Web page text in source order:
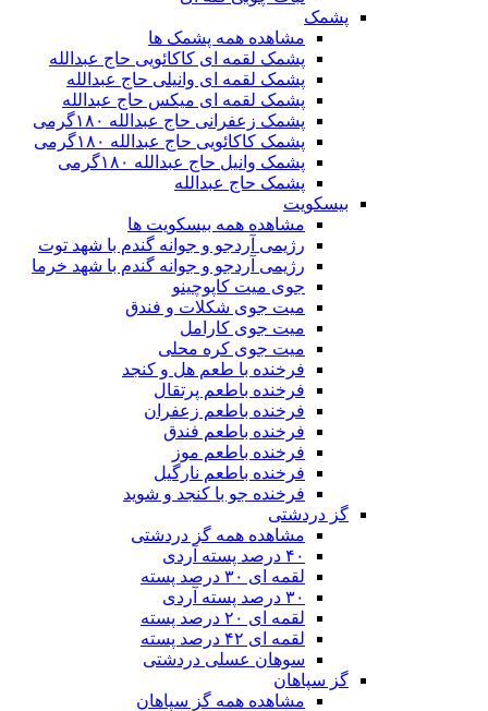
پشمک
مشاهده همه پشمک ها
پشمک لقمه ای کاکائویی حاج عبدالله
پشمک لقمه ای وانیلی حاج عبدالله
پشمک لقمه ای میکس حاج عبدالله
پشمک زعفرانی حاج عبدالله ۱۸۰گرمی
پشمک کاکائویی حاج عبدالله ۱۸۰گرمی
پشمک وانیل حاج عبدالله ۱۸۰گرمی
پشمک حاج عبدالله
بیسکویت
مشاهده همه بیسکویت ها
رژیمی آردجو و جوانه گندم با شهد توت
رژیمی آردجو و جوانه گندم با شهد خرما
جوی میت کاپوچینو
میت جوی شکلات و فندق
میت جوی کارامل
میت جوی کره محلی
فرخنده با طعم هل و کنجد
فرخنده باطعم پرتقال
فرخنده باطعم زعفران
فرخنده باطعم فندق
فرخنده باطعم موز
فرخنده باطعم نارگیل
فرخنده جو با کنجد و شوید
گز دردشتی
مشاهده همه گز دردشتی
۴۰ درصد پسته آردی
لقمه ای ۳۰ درصد پسته
۳۰ درصد پسته آردی
لقمه ای ۲۰ درصد پسته
لقمه ای ۴۲ درصد پسته
سوهان عسلی دردشتی
گز سپاهان
مشاهده همه گز سپاهان